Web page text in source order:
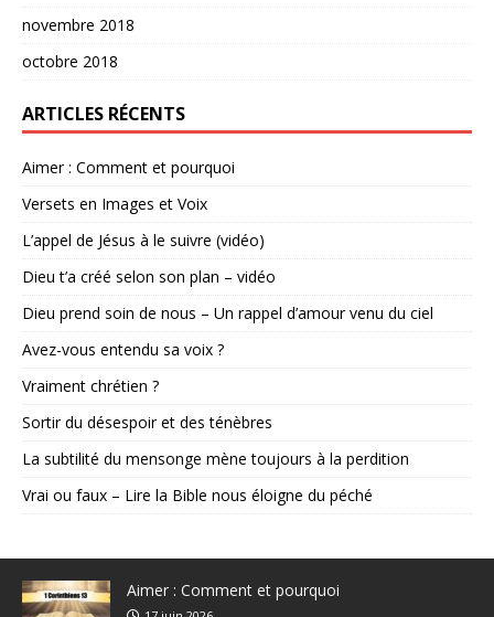
novembre 2018
octobre 2018
ARTICLES RÉCENTS
Aimer : Comment et pourquoi
Versets en Images et Voix
L’appel de Jésus à le suivre (vidéo)
Dieu t’a créé selon son plan – vidéo
Dieu prend soin de nous – Un rappel d’amour venu du ciel
Avez-vous entendu sa voix ?
Vraiment chrétien ?
Sortir du désespoir et des ténèbres
La subtilité du mensonge mène toujours à la perdition
Vrai ou faux – Lire la Bible nous éloigne du péché
Aimer : Comment et pourquoi